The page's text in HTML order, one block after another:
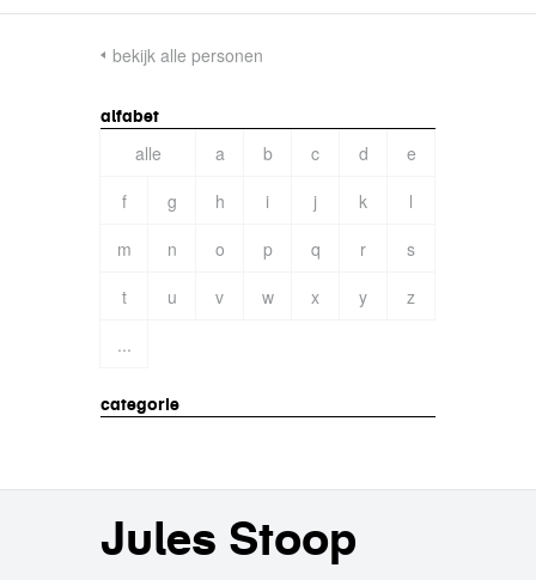
bekijk alle personen
alfabet
alle a b c d
e
f
g h i j k
l
m
n o p q r
s
t
u v w x y
z
...
categorie
Jules Stoop